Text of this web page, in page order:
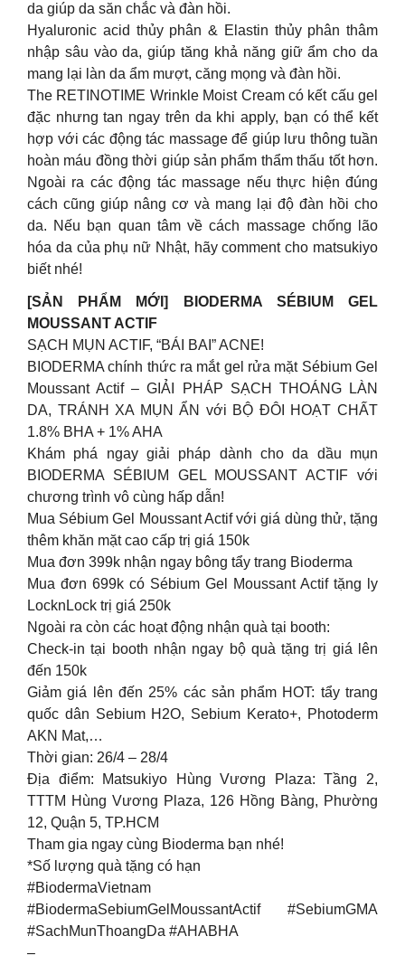
da giúp da săn chắc và đàn hồi.
Hyaluronic acid thủy phân & Elastin thủy phân thâm
nhập sâu vào da, giúp tăng khả năng giữ ẩm cho da
mang lại làn da ẩm mượt, căng mọng và đàn hồi.
The RETINOTIME Wrinkle Moist Cream có kết cấu gel
đặc nhưng tan ngay trên da khi apply, bạn có thể kết
hợp với các động tác massage để giúp lưu thông tuần
hoàn máu đồng thời giúp sản phẩm thẩm thấu tốt hơn.
Ngoài ra các động tác massage nếu thực hiện đúng
cách cũng giúp nâng cơ và mang lại độ đàn hồi cho
da. Nếu bạn quan tâm về cách massage chống lão
hóa da của phụ nữ Nhật, hãy comment cho matsukiyo
biết nhé!
[SẢN PHẨM MỚI] BIODERMA SÉBIUM GEL
MOUSSANT ACTIF
SẠCH MỤN ACTIF, “BÁI BAI” ACNE!
BIODERMA chính thức ra mắt gel rửa mặt Sébium Gel
Moussant Actif – GIẢI PHÁP SẠCH THOÁNG LÀN
DA, TRÁNH XA MỤN ẨN với BỘ ĐÔI HOẠT CHẤT
1.8% BHA + 1% AHA
Khám phá ngay giải pháp dành cho da dầu mụn
BIODERMA SÉBIUM GEL MOUSSANT ACTIF với
chương trình vô cùng hấp dẫn!
Mua Sébium Gel Moussant Actif với giá dùng thử, tặng
thêm khăn mặt cao cấp trị giá 150k
Mua đơn 399k nhận ngay bông tẩy trang Bioderma
Mua đơn 699k có Sébium Gel Moussant Actif tặng ly
LocknLock trị giá 250k
Ngoài ra còn các hoạt động nhận quà tại booth:
Check-in tại booth nhận ngay bộ quà tặng trị giá lên
đến 150k
Giảm giá lên đến 25% các sản phẩm HOT: tẩy trang
quốc dân Sebium H2O, Sebium Kerato+, Photoderm
AKN Mat,…
Thời gian: 26/4 – 28/4
Địa điểm: Matsukiyo Hùng Vương Plaza: Tầng 2,
TTTM Hùng Vương Plaza, 126 Hồng Bàng, Phường
12, Quận 5, TP.HCM
Tham gia ngay cùng Bioderma bạn nhé!
*Số lượng quà tặng có hạn
#BiodermaVietnam
#BiodermaSebiumGelMoussantActif #SebiumGMA
#SachMunThoangDa #AHABHA